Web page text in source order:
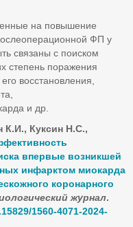
на повышение
ФП у
связаны с поиском
степень поражения
восстановления,
и др.
К.И., Куксин Н.С.,
впервые возникшей
инфарктом миокарда
коронарного
журнал.
1560-4071-2024-